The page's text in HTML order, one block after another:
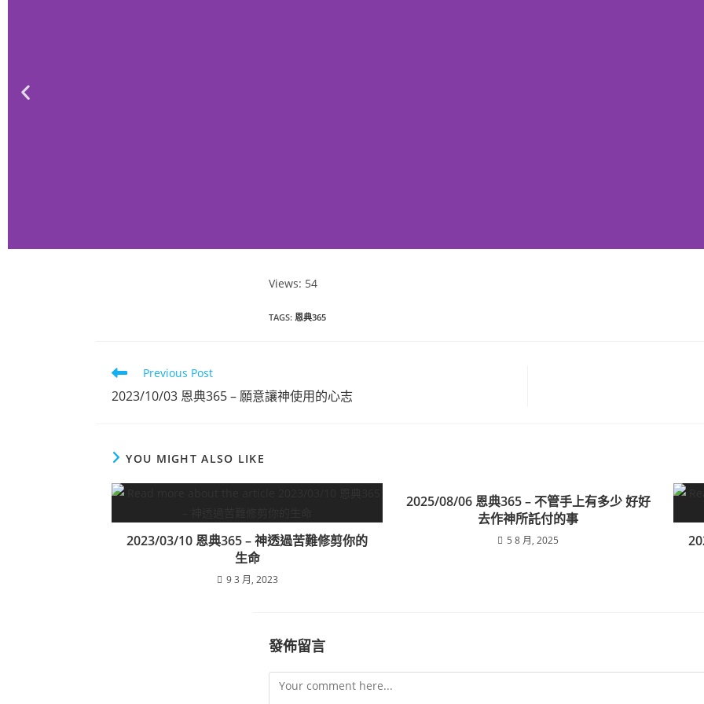
Views: 54
TAGS: 恩典365
Previous Post
2023/10/03 恩典365 – 願意讓神使用的心志
YOU MIGHT ALSO LIKE
2023/03/10 恩典365 – 神透過苦難修剪你的
生命
9 3 月, 2023
2025/08/06 恩典365 – 不管手上有多少 好好
去作神所託付的事
5 8 月, 2025
發佈留言